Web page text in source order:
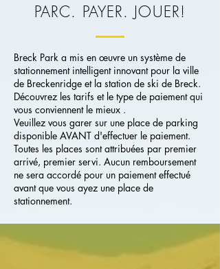
PARC. PAYER. JOUER!
Breck Park a mis en œuvre un système de
stationnement intelligent innovant pour la ville
de Breckenridge et la station de ski de Breck.
Découvrez les tarifs et le type de paiement qui
vous conviennent le mieux .
Veuillez vous garer sur une place de parking
disponible AVANT d'effectuer le paiement.
Toutes les places sont attribuées par premier
arrivé, premier servi. Aucun remboursement
ne sera accordé pour un paiement effectué
avant que vous ayez une place de
stationnement.